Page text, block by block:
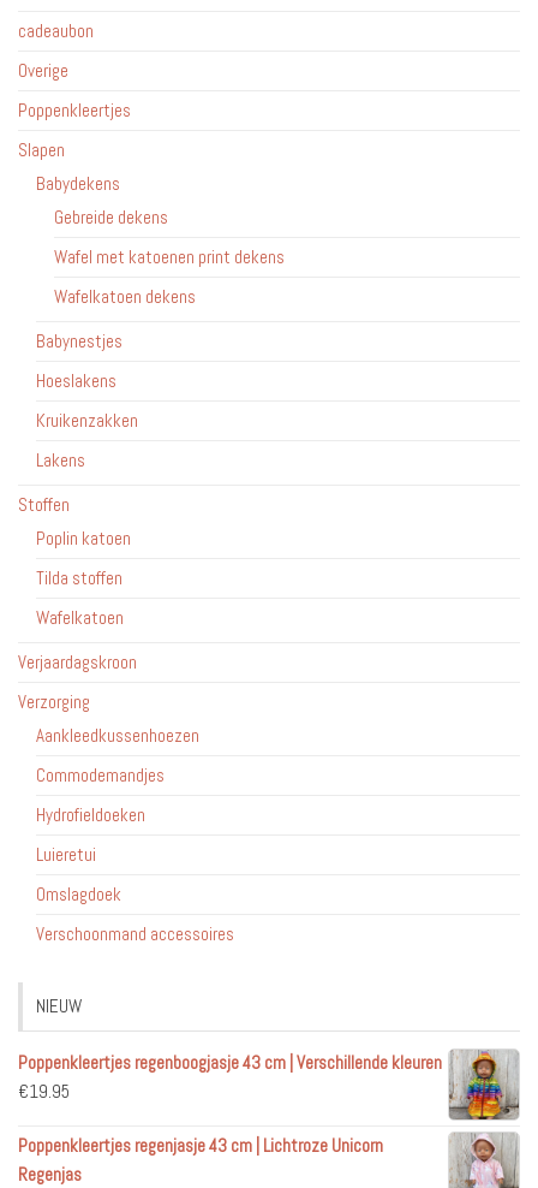
cadeaubon
Overige
Poppenkleertjes
Slapen
Babydekens
Gebreide dekens
Wafel met katoenen print dekens
Wafelkatoen dekens
Babynestjes
Hoeslakens
Kruikenzakken
Lakens
Stoffen
Poplin katoen
Tilda stoffen
Wafelkatoen
Verjaardagskroon
Verzorging
Aankleedkussenhoezen
Commodemandjes
Hydrofieldoeken
Luieretui
Omslagdoek
Verschoonmand accessoires
NIEUW
Poppenkleertjes regenboogjasje 43 cm | Verschillende kleuren
€19.95
Poppenkleertjes regenjasje 43 cm | Lichtroze Unicorn
Regenjas